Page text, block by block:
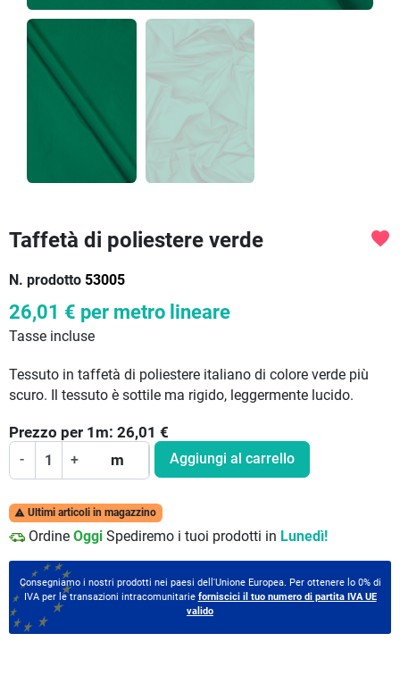
Taffetà di poliestere verde
N. prodotto 53005
favorite
26,01 € per metro lineare
Tasse incluse
Tessuto in taffetà di poliestere italiano di colore verde più
scuro. Il tessuto è sottile ma rigido, leggermente lucido.
Prezzo per 1 m: 26,01 €
- + m Aggiungi al carrello
 Ultimi articoli in magazzino
Ordine Oggi Spediremo i tuoi prodotti in Lunedì!
Consegniamo i nostri prodotti nei paesi dell'Unione Europea. Per ottenere lo 0% di
IVA per le transazioni intracomunitarie forniscici il tuo numero di partita IVA UE
valido